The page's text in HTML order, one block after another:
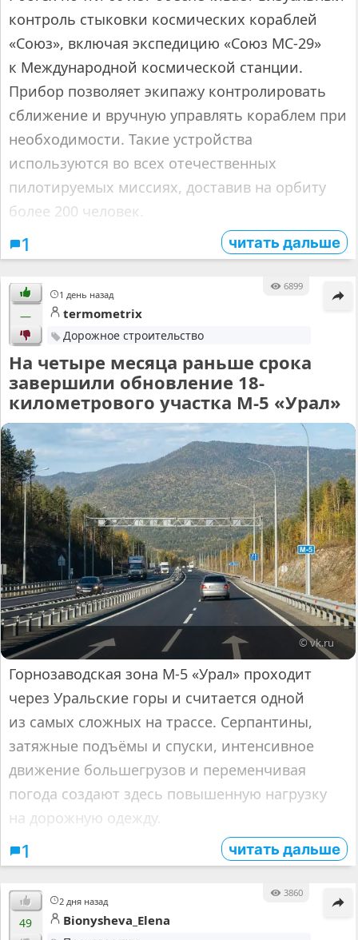
контроль стыковки космических кораблей
«Союз», включая экспедицию «Союз МС-29»
к Международной космической станции.
Прибор позволяет экипажу контролировать
сближение и вручную управлять кораблем при
необходимости. Такие устройства
используются во всех отечественных
пилотируемых миссиях, доставив на орбиту
более 200 человек.
1 читать дальше
1 день назад
6899
— termometrix
Дорожное строительство
На четыре месяца раньше срока
завершили обновление 18-
километрового участка М-5 «Урал»
© vk.ru
Горнозаводская зона М-5 «Урал» проходит
через Уральские горы и считается одной
из самых сложных на трассе. Серпантины,
затяжные подъёмы и спуски, интенсивное
движение большегрузов и переменчивая
погода создают здесь повышенную нагрузку
на дорожную одежду.
1 читать дальше
2 дня назад
3860
49 Bionysheva_Elena